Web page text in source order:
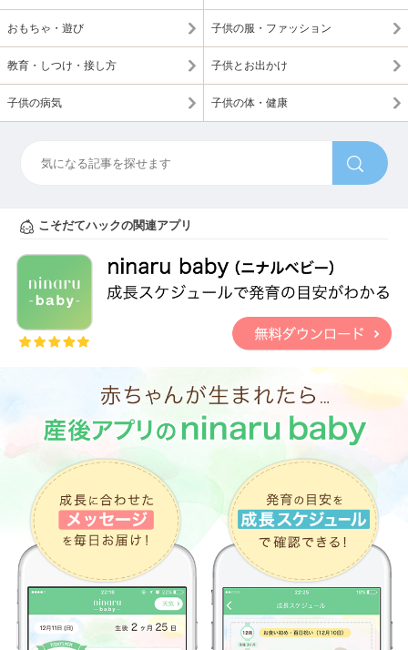
おもちゃ・遊び 子供の服・ファッション
教育・しつけ・接し方 子供とお出かけ
子供の病気 子供の体・健康
こそだてハックの関連アプリ